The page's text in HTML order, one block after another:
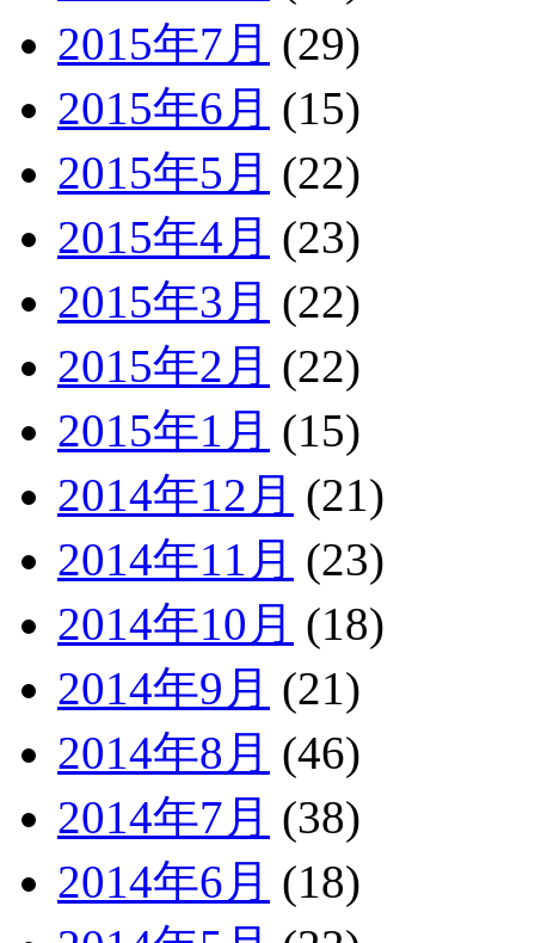
2015年7月 (29)
2015年6月 (15)
2015年5月 (22)
2015年4月 (23)
2015年3月 (22)
2015年2月 (22)
2015年1月 (15)
2014年12月 (21)
2014年11月 (23)
2014年10月 (18)
2014年9月 (21)
2014年8月 (46)
2014年7月 (38)
2014年6月 (18)